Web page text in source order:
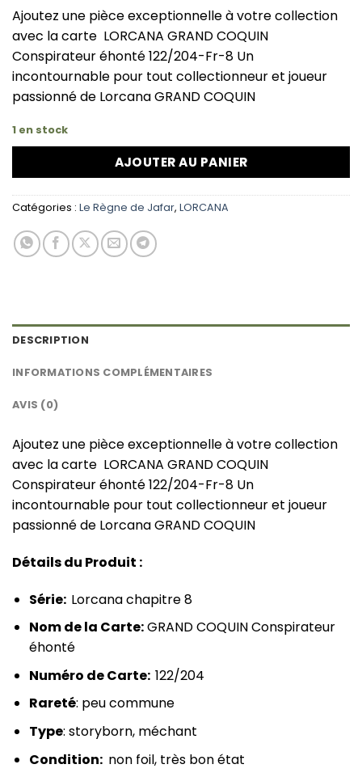
Ajoutez une pièce exceptionnelle à votre collection
avec la carte LORCANA GRAND COQUIN
Conspirateur éhonté 122/204-Fr-8 Un
incontournable pour tout collectionneur et joueur
passionné de Lorcana GRAND COQUIN
1 en stock
AJOUTER AU PANIER
Catégories : Le Règne de Jafar, LORCANA
DESCRIPTION
INFORMATIONS COMPLÉMENTAIRES
AVIS (0)
Ajoutez une pièce exceptionnelle à votre collection
avec la carte LORCANA GRAND COQUIN
Conspirateur éhonté 122/204-Fr-8 Un
incontournable pour tout collectionneur et joueur
passionné de Lorcana GRAND COQUIN
Détails du Produit :
Série: Lorcana chapitre 8
Nom de la Carte:GRAND COQUIN Conspirateur
éhonté
Numéro de Carte: 122/204
Rareté: peu commune
Type: storyborn, méchant
Condition: non foil, très bon état